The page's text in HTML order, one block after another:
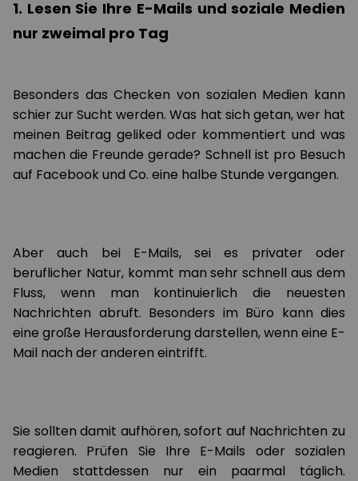
1. Lesen Sie Ihre E-Mails und soziale Medien
nur zweimal pro Tag
Besonders das Checken von sozialen Medien kann
schier zur Sucht werden. Was hat sich getan, wer hat
meinen Beitrag geliked oder kommentiert und was
machen die Freunde gerade? Schnell ist pro Besuch
auf Facebook und Co. eine halbe Stunde vergangen.
Aber auch bei E-Mails, sei es privater oder
beruflicher Natur, kommt man sehr schnell aus dem
Fluss, wenn man kontinuierlich die neuesten
Nachrichten abruft. Besonders im Büro kann dies
eine große Herausforderung darstellen, wenn eine E-
Mail nach der anderen eintrifft.
Sie sollten damit aufhören, sofort auf Nachrichten zu
reagieren. Prüfen Sie Ihre E-Mails oder sozialen
Medien stattdessen nur ein paarmal täglich.